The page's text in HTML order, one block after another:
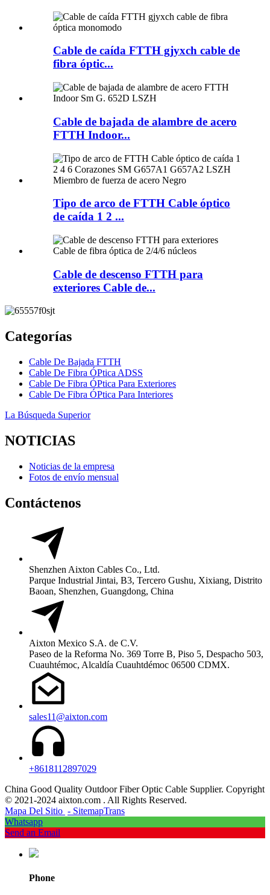
Cable de caída FTTH gjyxch cable de
fibra óptic...
Cable de bajada de alambre de acero
FTTH Indoor...
Tipo de arco de FTTH Cable óptico
de caída 1 2 ...
Cable de descenso FTTH para
exteriores Cable de...
Categorías
Cable De Bajada FTTH
Cable De Fibra ÓPtica ADSS
Cable De Fibra ÓPtica Para Exteriores
Cable De Fibra ÓPtica Para Interiores
La Búsqueda Superior
NOTICIAS
Noticias de la empresa
Fotos de envío mensual
Contáctenos
Shenzhen Aixton Cables Co., Ltd.
Parque Industrial Jintai, B3, Tercero Gushu, Xixiang, Distrito
Baoan, Shenzhen, Guangdong, China
Aixton Mexico S.A. de C.V.
Paseo de la Reforma No. 369 Torre B, Piso 5, Despacho 503,
Cuauhtémoc, Alcaldía Cuauhtdémoc 06500 CDMX.
sales11@aixton.com
+8618112897029
China Good Quality Outdoor Fiber Optic Cable Supplier. Copyright
© 2021-2024 aixton.com . All Rights Reserved.
Mapa Del Sitio - SitemapTrans
Whatsapp
Send an Email
Phone